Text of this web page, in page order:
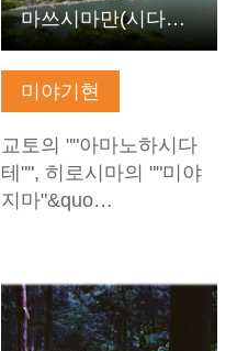
미야기현
교토의 ""아마노하시다
테"", 히로시마의 ""미야
지마"&quo…
마쓰시마만(시다이칸: 오타카모리, 도미야마, 다몬잔, 오기다…
기본정보 보기